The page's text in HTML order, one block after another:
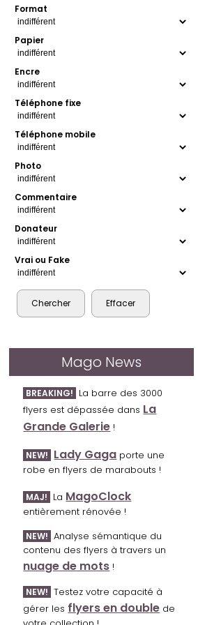
Format
Papier
Encre
Téléphone fixe
Téléphone mobile
Photo
Commentaire
Donateur
Vrai ou Fake
Mago News
BREAKING! La barre des 3000
flyers est dépassée dans La
Grande Galerie !
NEW! Lady Gaga porte une
robe en flyers de marabouts !
MAJ! La MagoClock
entièrement rénovée !
NEW! Analyse sémantique du
contenu des flyers à travers un
nuage de mots !
NEW! Testez votre capacité à
gérer les flyers en double de